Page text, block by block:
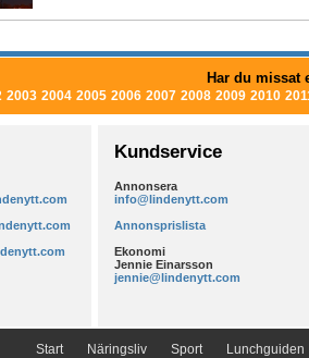
Har du missat
2003 2004 2005 2006 2007 2008 2009 2010
Kundservice
Annonsera
info@lindenytt.com
Annonsprislista
Ekonomi
Jennie Einarsson
jennie@lindenytt.com
Start Näringsliv Sport Lunchguiden